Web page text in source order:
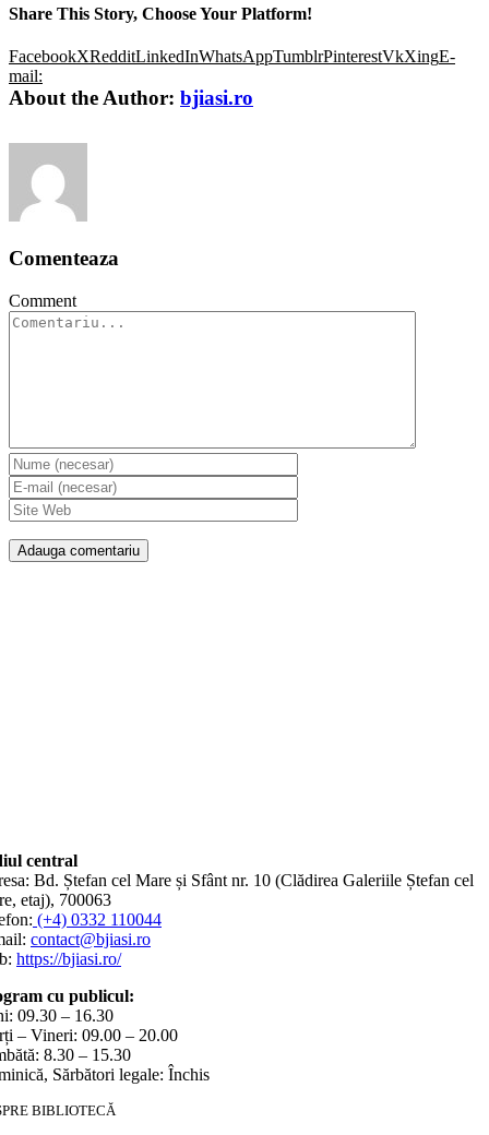
Share This Story, Choose Your Platform!
FacebookXRedditLinkedInWhatsAppTumblrPinterestVkXingE-
mail:
About the Author: bjiasi.ro
Comenteaza
Comment
central
Bd. Ștefan cel Mare și Sfânt nr. 10 (Clădirea Galeriile Ștefan cel
etaj), 700063
(+4) 0332 110044
contact@bjiasi.ro
https://bjiasi.ro/
cu publicul:
09.30 – 16.30
– Vineri: 09.00 – 20.00
8.30 – 15.30
Sărbători legale: Închis
BIBLIOTECĂ